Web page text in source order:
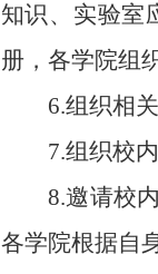
知识、实验室
册，各学院组
6.组织相
7.组织校
8.邀请校
各学院根据自